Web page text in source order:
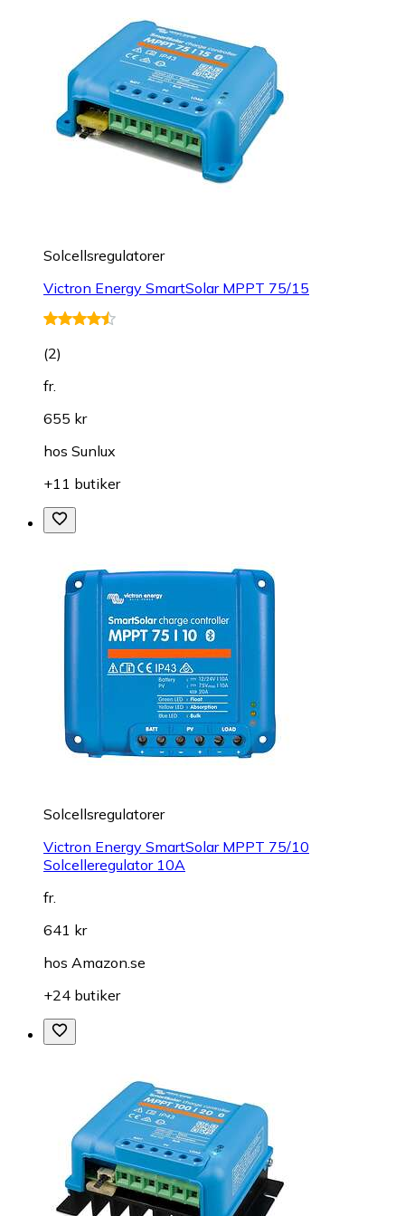
Solcellsregulatorer
Victron Energy SmartSolar MPPT 75/15
(2)
fr.
655 kr
hos Sunlux
+11 butiker
Solcellsregulatorer
Victron Energy SmartSolar MPPT 75/10
Solcelleregulator 10A
fr.
641 kr
hos Amazon.se
+24 butiker